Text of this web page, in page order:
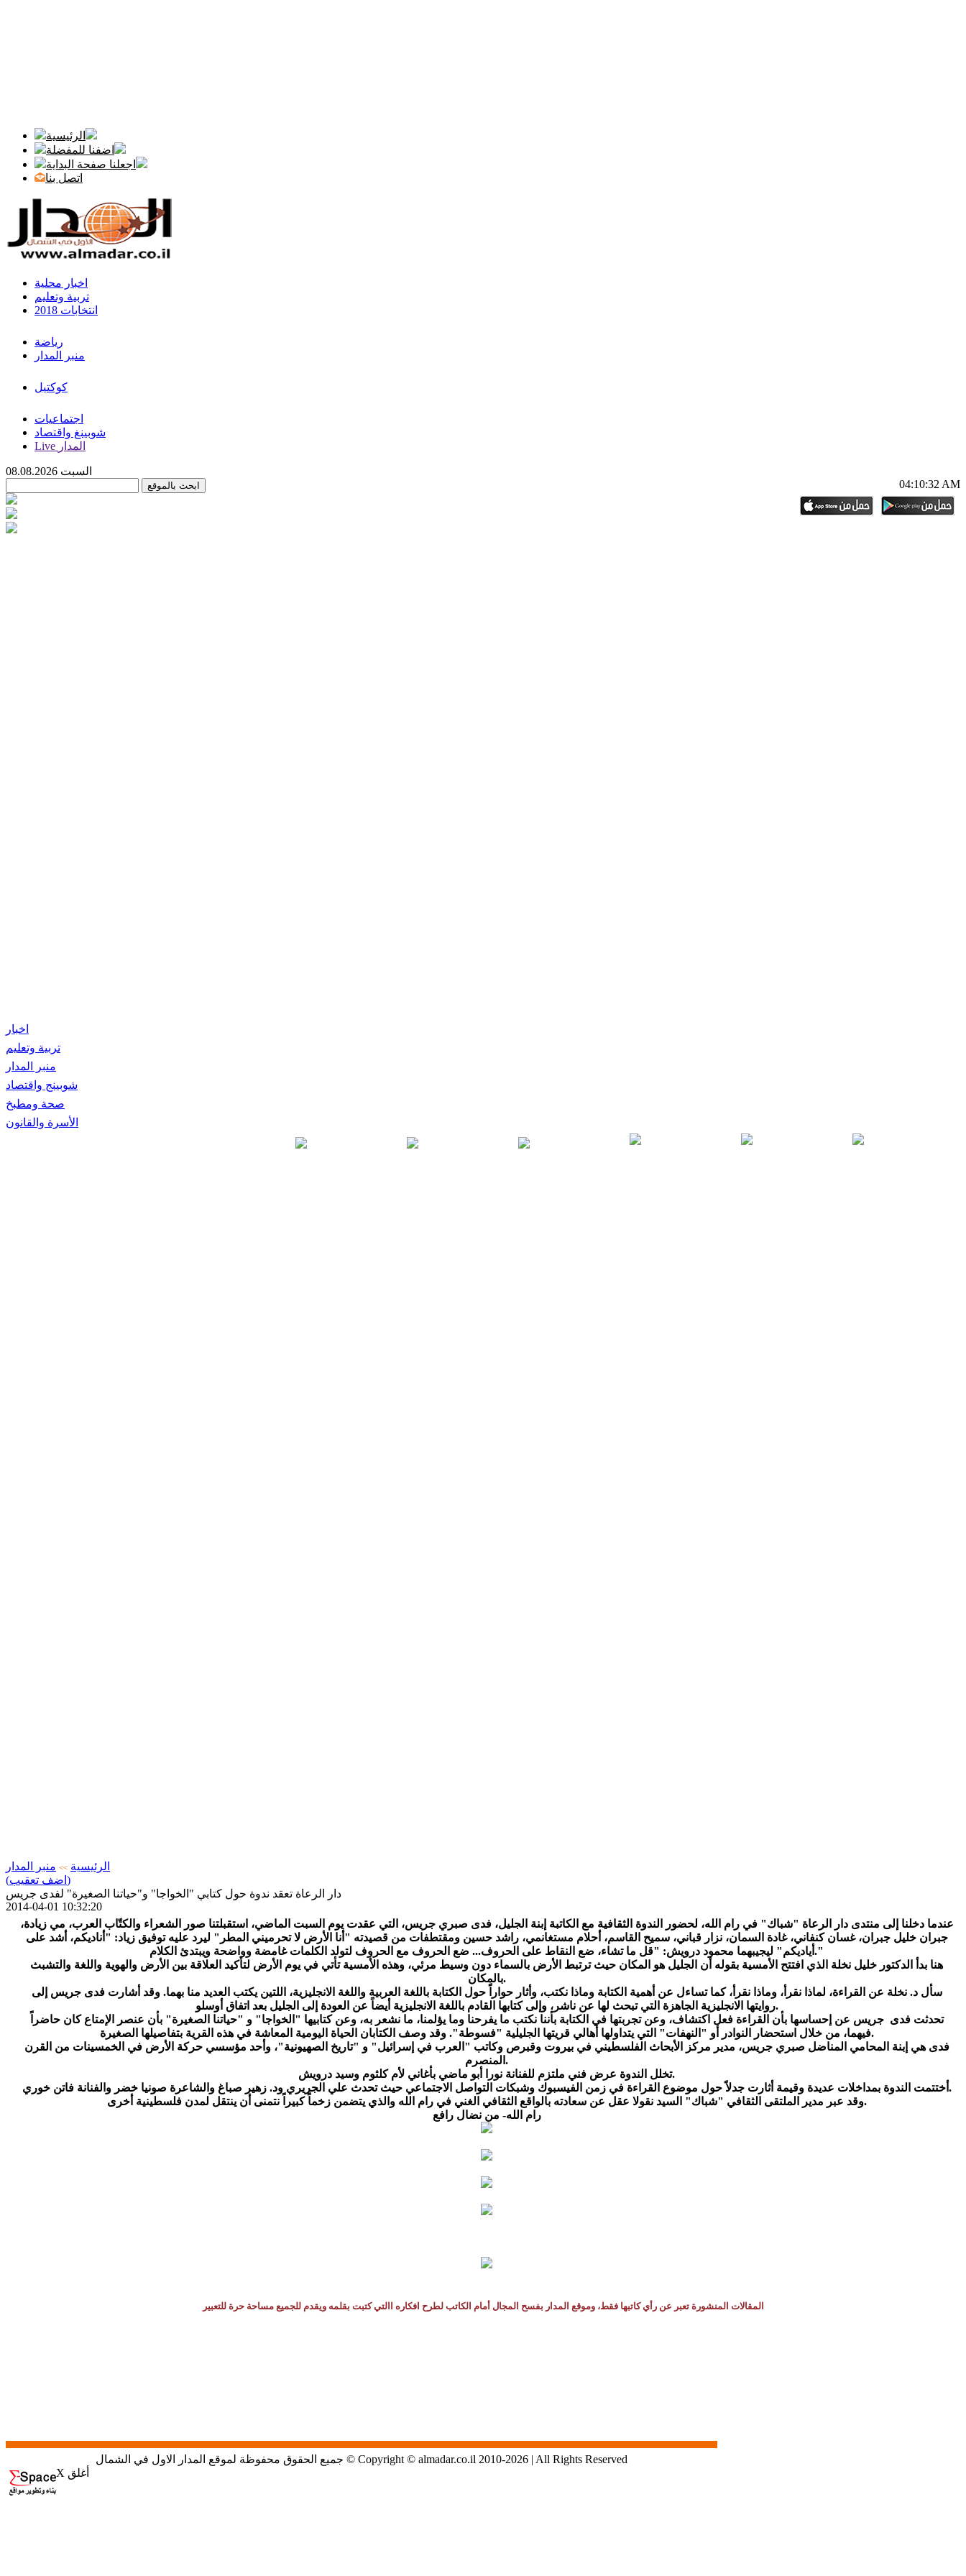
الرئيسية
اضفنا للمفضلة
اجعلنا صفحة البداية
اتصل بنا
اخبار محلية
تربية وتعليم
انتخابات 2018
رياضة
منبر المدار
كوكتيل
اجتماعيات
شوبينغ واقتصاد
Live المدار
04:10:33 AM
اخبار
تربية وتعليم
منبر المدار
شوبينج واقتصاد
صحة ومطبخ
الأسرة والقانون
الرئيسية >> منبر المدار
(اضف تعقيب)
دار الرعاة تعقد ندوة حول كتابي "الخواجا" و"حياتنا الصغيرة" لفدى جريس
2014-04-01 10:32:20
عندما دخلنا إلى منتدى دار الرعاة "شباك" في رام الله، لحضور الندوة الثقافية مع الكاتبة إبنة الجليل، فدى صبري جريس، التي عقدت يوم السبت الماضي، استقبلتنا صور الشعراء والكتّاب العرب، مي زيادة،
جبران خليل جبران، غسان كنفاني، غادة السمان، نزار قباني، سميح القاسم، أحلام مستغانمي، راشد حسين ومقتطفات من قصيدته "أنا الأرض لا تحرميني المطر" ليرد عليه توفيق زياد: "أناديكم، أشد على
أياديكم" ليجيبهما محمود درويش: "قل ما تشاء، ضع النقاط على الحروف... ضع الحروف مع الحروف لتولد الكلمات غامضة وواضحة ويبتدئ الكلام."
هنا بدأ الدكتور خليل نخلة الذي افتتح الأمسية بقوله أن الجليل هو المكان حيث ترتبط الأرض بالسماء دون وسيط مرئي، وهذه الأمسية تأتي في يوم الأرض لتأكيد العلاقة بين الأرض والهوية واللغة والتشبث
بالمكان.
سأل د. نخلة عن القراءة، لماذا نقرأ، وماذا نقرأ، كما تساءل عن أهمية الكتابة وماذا نكتب، وأثار حواراً حول الكتابة باللغة العربية واللغة الانجليزية، اللتين يكتب العديد منا بهما. وقد أشارت فدى جريس إلى
روايتها الانجليزية الجاهزة التي تبحث لها عن ناشر، وإلى كتابها القادم باللغة الانجليزية أيضاً عن العودة إلى الجليل بعد اتفاق أوسلو.
تحدثت فدى جريس عن إحساسها بأن القراءة فعل اكتشاف، وعن تجربتها في الكتابة بأننا نكتب ما يفرحنا وما يؤلمنا، ما نشعر به، وعن كتابيها "الخواجا" و "حياتنا الصغيرة" بأن عنصر الإمتاع كان حاضراً
فيهما، من خلال استحضار النوادر أو "النهفات" التي يتداولها أهالي قريتها الجليلية "فسوطة". وقد وصف الكتابان الحياة اليومية المعاشة في هذه القرية بتفاصيلها الصغيرة.
فدى هي إبنة المحامي المناضل صبري جريس، مدير مركز الأبحاث الفلسطيني في بيروت وقبرص وكاتب "العرب في إسرائيل" و "تاريخ الصهيونية"، وأحد مؤسسي حركة الأرض في الخمسينات من القرن
المنصرم.
تخلل الندوة عرض فني ملتزم للفنانة نورا أبو ماضي بأغاني لأم كلثوم وسيد درويش.
أختتمت الندوة بمداخلات عديدة وقيمة أثارت جدلاً حول موضوع القراءة في زمن الفيسبوك وشبكات التواصل الاجتماعي حيث تحدث علي الجريري ود. زهير صباغ والشاعرة صونيا خضر والفنانة فاتن خوري.
وقد عبر مدير الملتقى الثقافي "شباك" السيد نقولا عقل عن سعادته بالواقع الثقافي الغني في رام الله والذي يتضمن زخماً كبيراً نتمنى أن ينتقل لمدن فلسطينية أخرى.
رام الله- من نضال رافع
المقالات المنشورة تعبر عن رأي كاتبها فقط، وموقع المدار بفسح المجال أمام الكاتب لطرح افكاره االتي كتبت بقلمه ويقدم للجميع مساحة حرة للتعبير
Copyright © almadar.co.il 2010-2026 | All Rights Reserved © جميع الحقوق محفوظة لموقع المدار الاول في الشمال
X أغلق